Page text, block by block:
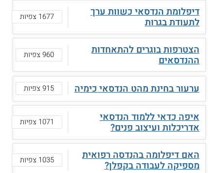
דיפלומת הנדסאי כשוות ערך
לתעודת בגרות 1677 צפיות
הצטרפות בוגרים להתאחדות
ההנדסאים 960 צפיות
ערעור בחינת מהט הנדסאי כימיה 915 צפיות
איפה כדאי ללמוד הנדסאי
אדריכלות ועיצוב פנים? 1071 צפיות
האם דיפלומה בהנדסה רפואית
מספיקה לעבודה בקפלן? 1035 צפיות